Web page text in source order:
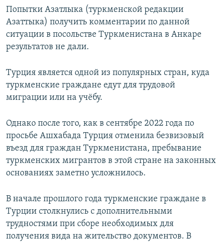
Попытки Азатлыка (туркменской редакции
Азаттыка) получить комментарии по данной
ситуации в посольстве Туркменистана в Анкаре
результатов не дали.
Турция является одной из популярных стран, куда
туркменские граждане едут для трудовой
миграции или на учёбу.
Однако после того, как в сентябре 2022 года по
просьбе Ашхабада Турция отменила безвизовый
въезд для граждан Туркменистана, пребывание
туркменских мигрантов в этой стране на законных
основаниях заметно усложнилось.
В начале прошлого года туркменские граждане в
Турции столкнулись с дополнительными
трудностями при сборе необходимых для
получения вида на жительство документов. В